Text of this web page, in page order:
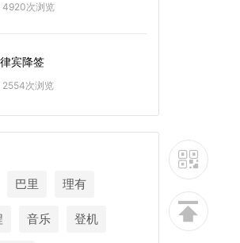
4920次浏览
宾降签
2554次浏览
巴里 理有
音乐 登机